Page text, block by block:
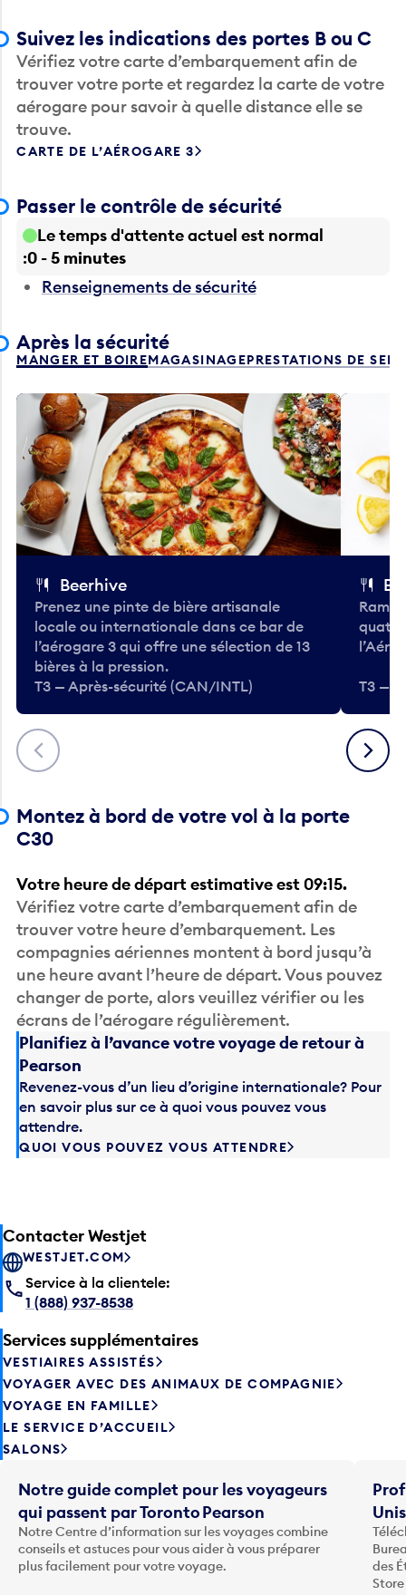
Suivez les indications des portes B ou C
Vérifiez votre carte d’embarquement afin de
trouver votre porte et regardez la carte de votre
aérogare pour savoir à quelle distance elle se
trouve.
CARTE DE L’AÉROGARE 3
Passer le contrôle de sécurité
Le temps d'attente actuel est normal
0 - 5 minutes
Renseignements de sécurité
Après la sécurité
MANGER ET BOIREMAGASINAGEPRESTATIONS DE
Précédent
Beerhive
Prenez une pinte de bière artisanale
locale ou internationale dans ce bar de
l’aérogare 3 qui offre une sélection de 13
bières à la pression.
T3 — Après-sécurité (CAN/INTL)
T3 —
Suivant
Montez à bord de votre vol à la porte
C30
Votre heure de départ estimative est 09:15.
Vérifiez votre carte d’embarquement afin de
trouver votre heure d’embarquement. Les
compagnies aériennes montent à bord jusqu’à
une heure avant l’heure de départ. Vous pouvez
changer de porte, alors veuillez vérifier ou les
écrans de l’aérogare régulièrement.
Planifiez à l’avance votre voyage de retour à
Pearson
Revenez-vous d’un lieu d’origine internationale? Pour
en savoir plus sur ce à quoi vous pouvez vous
attendre.
QUOI VOUS POUVEZ VOUS ATTENDRE
Contacter Westjet
WESTJET.COM
Service à la clientele:
1 (888) 937-8538
Services supplémentaires
VESTIAIRES ASSISTÉS
VOYAGER AVEC DES ANIMAUX DE COMPAGNIE
VOYAGE EN FAMILLE
LE SERVICE D’ACCUEIL
SALONS
Notre guide complet pour les voyageurs
qui passent par Toronto Pearson
Notre Centre d’information sur les voyages combine
conseils et astuces pour vous aider à vous préparer
plus facilement pour votre voyage.
des